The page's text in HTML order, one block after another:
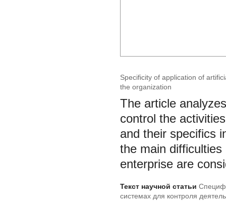
Specificity of application of
the organization
The article
control the
and their specifics
the main
enterprise are
Текст научной статьи
системах для контроля